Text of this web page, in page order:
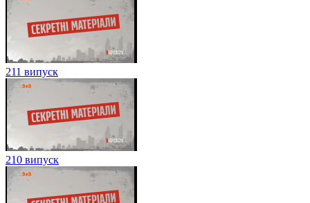
211 випуск
210 випуск